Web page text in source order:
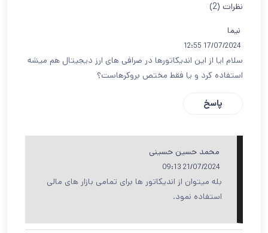
نظرات (2)
نیما
17/07/2024 12:55
سلام ایا از این اندیکاتورها در صرافی های ارز دیجیتال هم میشه
استفاده کرد و یا فقط مختص بروکرهاست؟
پاسخ
محمد حسین حسینی
21/07/2024 09:13
بله میتوان از اندیکاتور ها برای تمامی بازار های مالی
استفاده نمود.